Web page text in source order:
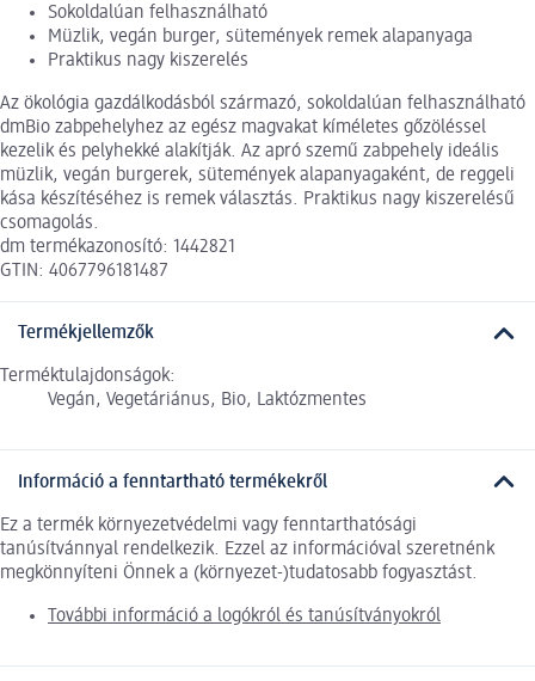
Sokoldalúan felhasználható
Müzlik, vegán burger, sütemények remek alapanyaga
Praktikus nagy kiszerelés
Az ökológia gazdálkodásból származó, sokoldalúan felhasználható
dmBio zabpehelyhez az egész magvakat kíméletes gőzöléssel
kezelik és pelyhekké alakítják. Az apró szemű zabpehely ideális
müzlik, vegán burgerek, sütemények alapanyagaként, de reggeli
kása készítéséhez is remek választás. Praktikus nagy kiszerelésű
csomagolás.
dm termékazonosító: 1442821
GTIN: 4067796181487
Termékjellemzők
Terméktulajdonságok:
Vegán, Vegetáriánus, Bio, Laktózmentes
Információ a fenntartható termékekről
Ez a termék környezetvédelmi vagy fenntarthatósági
tanúsítvánnyal rendelkezik. Ezzel az információval szeretnénk
megkönnyíteni Önnek a (környezet-)tudatosabb fogyasztást.
További információ a logókról és tanúsítványokról